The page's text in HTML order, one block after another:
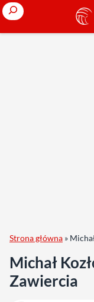
Search
Strona główna »
Michał
Zawiercia